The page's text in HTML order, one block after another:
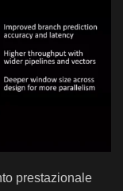
prestazionale